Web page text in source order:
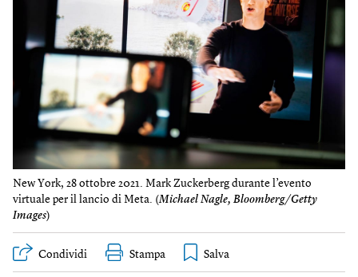
New York, 28 ottobre 2021. Mark Zuckerberg durante l’evento
virtuale per il lancio di Meta. (Michael Nagle, Bloomberg/Getty
Images)
Condividi Stampa